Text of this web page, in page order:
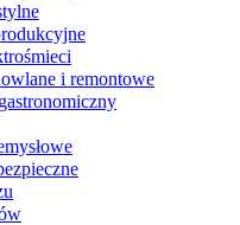
i remontowe